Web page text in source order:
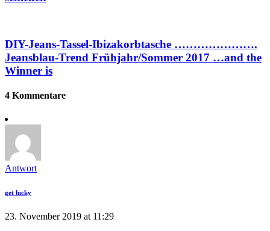
DIY-Jeans-Tassel-Ibizakorbtasche ………………….
Jeansblau-Trend Frühjahr/Sommer 2017 …and the
Winner is
4 Kommentare
Antwort
get lucky
23. November 2019 at 11:29